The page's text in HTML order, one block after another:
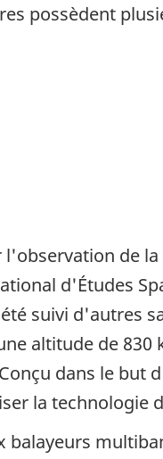
possèdent
l'observation de
d'Études
été suivi d'autres
altitude de
dans le but
la technologie
balayeurs